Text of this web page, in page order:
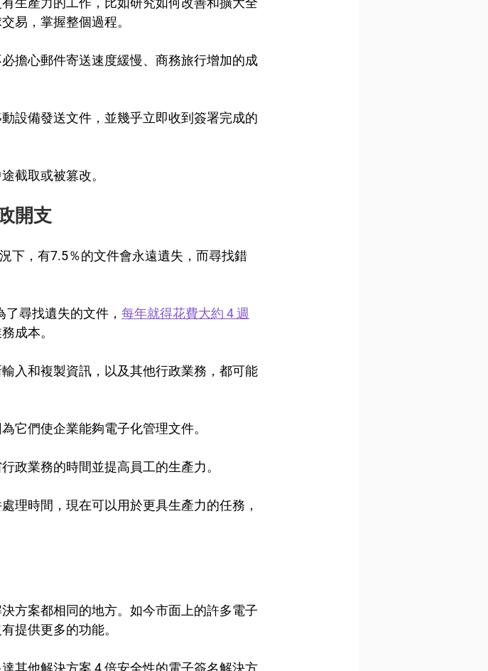
易，掌握整個過程。
擔心郵件寄送速度緩慢、商務旅行增加的成
設備發送文件，並幾乎立即收到簽署完成的
截取或被篡改。
開支
下，有7.5％的文件會永遠遺失，而尋找錯
尋找遺失的文件， 每年就得花費大約 4 週
成本。
入和複製資訊，以及其他行政業務，都可能
它們使企業能夠電子化管理文件。
政業務的時間並提高員工的生產力。
理時間，現在可以用於更具生產力的任務，
方案都相同的地方。如今市面上的許多電子
提供更多的功能。
其他解決方案 4 倍安全性的電子簽名解決方